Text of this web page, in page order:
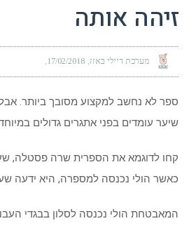
זיהה אותה
מערכת דיילי באזז 17/02/2018
ספר לא נחשב למקצוע מסובך ביותר.
שיער עומדים בפני אתגרים גדולים
קחו לדוגמא את הספרית שרה פסטלה,
כאשר הולי נכנסה למספרה, היא ידעה
המאבטחת הולי נכנסה לסלון בבגדי